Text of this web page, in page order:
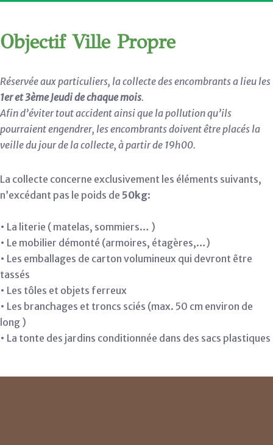
Objectif Ville Propre
Réservée aux particuliers, la collecte des encombrants a lieu les
1er et 3ème Jeudi de chaque mois.
Afin d’éviter tout accident ainsi que la pollution qu’ils
pourraient engendrer, les encombrants doivent être placés la
veille du jour de la collecte, à partir de 19h00.
La collecte concerne exclusivement les éléments suivants,
n’excédant pas le poids de 50kg:
• La literie ( matelas, sommiers… )
• Le mobilier démonté (armoires, étagères,…)
• Les emballages de carton volumineux qui devront être
tassés
• Les tôles et objets ferreux
• Les branchages et troncs sciés (max. 50 cm environ de
long )
• La tonte des jardins conditionnée dans des sacs plastiques